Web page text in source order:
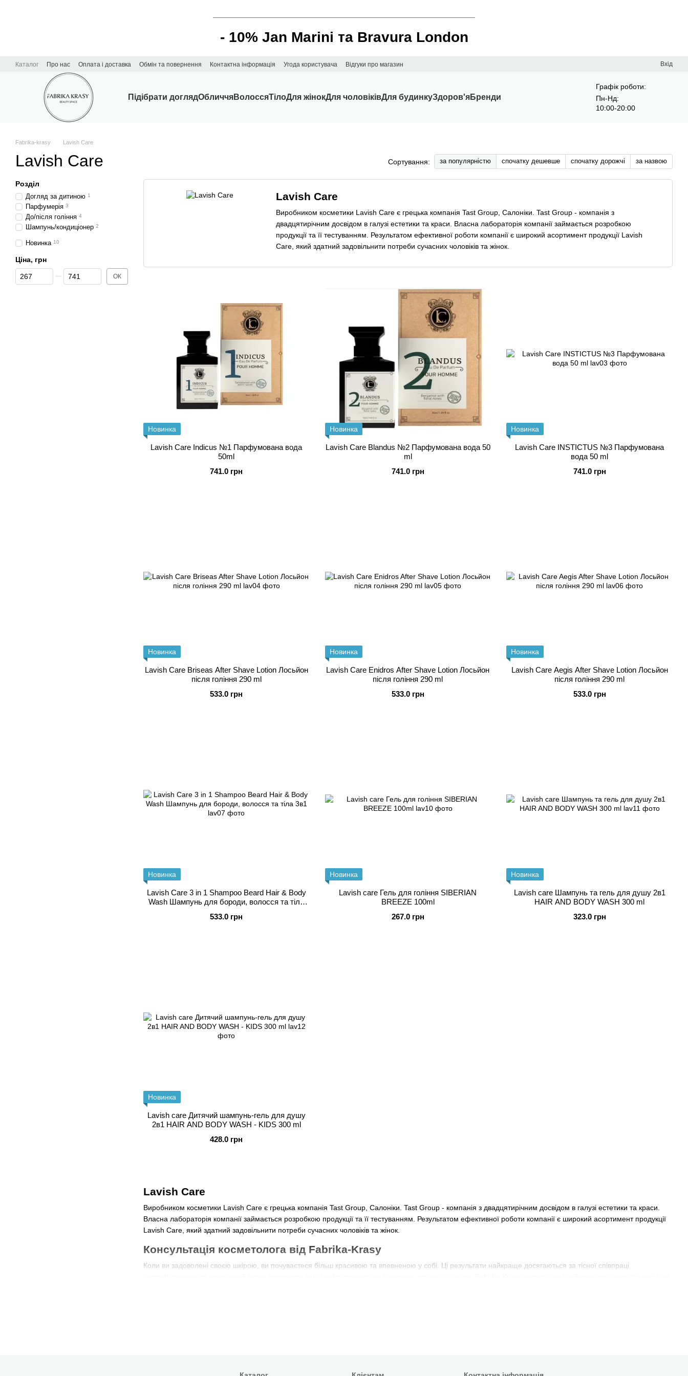
- 10% Jan Marini та Bravura London
Перейти до основного контенту
Каталог Про нас Оплата і доставка Обмін та повернення Контактна інформація Угода користувача Відгуки про магазин Вхід
Підібрати доглядОбличчяВолоссяТілоДля жінокДля чоловіківДля будинкуЗдоров'яБренди
Графік роботи:
Пн-Нд:
10:00-20:00
Fabrika-krasy Lavish Care
Lavish Care Сортування: за популярністю спочатку дешевше спочатку дорожчі за назвою
Lavish Care
Виробником косметики Lavish Care є грецька компанія Tast Group, Салоніки. Tast Group - компанія з двадцятирічним досвідом в галузі естетики та краси.
Власна лабораторія компанії займається розробкою продукції та її тестуванням. Результатом ефективної роботи компанії є широкий асортимент продукції
Lavish Care, який здатний задовільнити потреби сучасних чоловіків та жінок.
Консультація косметолога від Fabrika-Krasy
Коли ви задоволені своєю шкірою, ви почуваєтеся більш красивою та впевненою у собі. Ці результати найкраще досягаються за тісної співпраці
Lavish Care
Виробником косметики Lavish Care є грецька компанія Tast Group, Салоніки. Tast Group - компанія з
двадцятирічним досвідом в галузі естетики та краси. Власна лабораторія компанії займається розробкою
продукції та її тестуванням. Результатом ефективної роботи компанії є широкий асортимент продукції Lavish
Care, який здатний задовільнити потреби сучасних чоловіків та жінок.
Консультація косметолога від Fabrika-Krasy
досягаються за тісної співпраці сертифікованим лікарем, який може допомогти вам знайти правильне лікування
для вашої шкіри. Fabrika-Krasy надасть вам найкращого лікаря по шкірі, ви можете записатися до нас на
прямо на сайті
Новинка
Lavish Care Indicus №1 Парфумована вода
50ml
741.0 грн
Новинка
Lavish Care Blandus №2 Парфумована вода 50
ml
741.0 грн
Новинка
Lavish Care INSTICTUS №3 Парфумована
вода 50 ml
741.0 грн
Новинка
Lavish Care Briseas After Shave Lotion Лосьйон
після гоління 290 ml
533.0 грн
Новинка
Lavish Care Enidros After Shave Lotion Лосьйон
після гоління 290 ml
533.0 грн
Новинка
Lavish Care Aegis After Shave Lotion Лосьйон
після гоління 290 ml
533.0 грн
Новинка
Lavish Care 3 in 1 Shampoo Beard Hair & Body
Wash Шампунь для бороди, волосся та тіла
533.0 грн
Новинка
Lavish care Гель для гоління SIBERIAN
BREEZE 100ml
267.0 грн
Новинка
Lavish care Шампунь та гель для душу 2в1
HAIR AND BODY WASH 300 ml
323.0 грн
Новинка
Lavish care Дитячий шампунь-гель для душу
2в1 HAIR AND BODY WASH - KIDS 300 ml
428.0 грн
Розділ
Догляд за дитиною 1
Парфумерія 3
До/після гоління 4
Шампунь/кондиціонер 2
Новинка 10
Ціна, грн
Від Ціна, грн
До Ціна, грн ОК